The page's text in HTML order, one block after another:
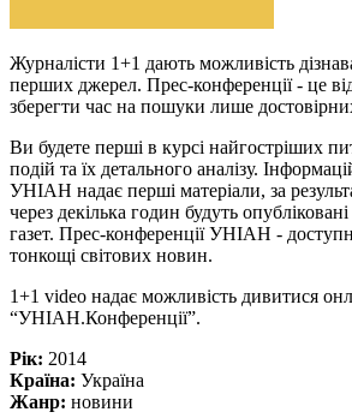
Журналісти 1+1 дають можливість
перших джерел. Прес-конференції - це
зберегти час на пошуки лише
Ви будете перші в курсі найгостріших
подій та їх детального аналізу.
УНІАН надає перші матеріали, за
через декілька годин будуть
газет. Прес-конференції УНІАН -
тонкощі світових новин.
1+1 video надає можливість дивитися
“УНІАН.Конференції”.
Рік: 2014
Країна: Україна
Жанр: новини